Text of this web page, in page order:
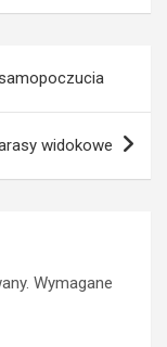
widokowe
Wymagane